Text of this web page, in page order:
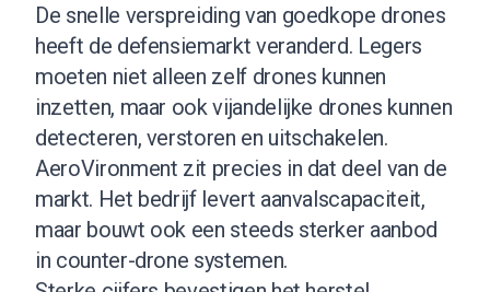
De snelle verspreiding van goedkope drones
heeft de defensiemarkt veranderd. Legers
moeten niet alleen zelf drones kunnen
inzetten, maar ook vijandelijke drones kunnen
detecteren, verstoren en uitschakelen.
AeroVironment zit precies in dat deel van de
markt. Het bedrijf levert aanvalscapaciteit,
maar bouwt ook een steeds sterker aanbod
in counter-drone systemen.